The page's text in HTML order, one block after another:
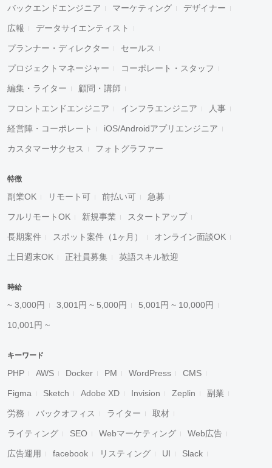
バックエンドエンジニア マーケティング デザイナー
広報 データサイエンティスト
プランナー・ディレクター セールス
プロジェクトマネージャー コーポレート・スタッフ
編集・ライター 顧問・講師
フロントエンドエンジニア インフラエンジニア 人事
経営陣・コーポレート iOS/Androidアプリエンジニア
カスタマーサクセス フォトグラファー
特徴
副業OK リモート可 前払い可 急募
フルリモートOK 新規事業 スタートアップ
長期案件 スポット案件（1ヶ月） オンライン面談OK
土日週末OK 正社員募集 英語スキル歓迎
時給
~ 3,000円 3,001円 ~ 5,000円 5,001円 ~ 10,000円
10,001円 ~
キーワード
PHP AWS Docker PM WordPress CMS
Figma Sketch Adobe XD Invision Zeplin 副業
労務 バックオフィス ライター 取材
ライティング SEO Webマーケティング Web広告
広告運用 facebook リスティング UI Slack